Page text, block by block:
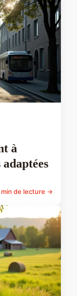
à
min de lecture →